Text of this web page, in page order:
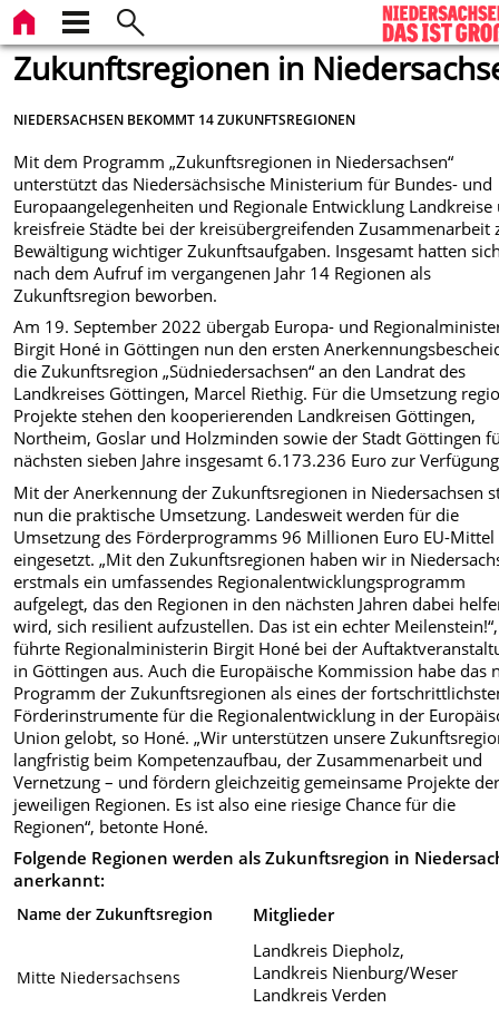
Zukunftsregionen in
NIEDERSACHSEN BEKOMMT 14 ZUKUNFTSREGIONEN
Mit dem Programm „Zukunftsregionen in Niedersachsen“
unterstützt das Niedersächsische Ministerium für Bundes- und
Europaangelegenheiten und Regionale Entwicklung Landkreise
kreisfreie Städte bei der kreisübergreifenden Zusammenarbeit
Bewältigung wichtiger Zukunftsaufgaben. Insgesamt hatten
nach dem Aufruf im vergangenen Jahr 14 Regionen als
Zukunftsregion beworben.
Am 19. September 2022 übergab Europa- und
Birgit Honé in Göttingen nun den ersten
die Zukunftsregion „Südniedersachsen“ an den Landrat des
Landkreises Göttingen, Marcel Riethig. Für die Umsetzung
Projekte stehen den kooperierenden Landkreisen Göttingen,
Northeim, Goslar und Holzminden sowie der Stadt Göttingen
nächsten sieben Jahre insgesamt 6.173.236 Euro zur
Mit der Anerkennung der Zukunftsregionen in Niedersachsen
nun die praktische Umsetzung. Landesweit werden für die
Umsetzung des Förderprogramms 96 Millionen Euro EU-Mittel
eingesetzt. „Mit den Zukunftsregionen haben wir in
erstmals ein umfassendes Regionalentwicklungsprogramm
aufgelegt, das den Regionen in den nächsten Jahren dabei
wird, sich resilient aufzustellen. Das ist ein echter Meilenstein!“,
führte Regionalministerin Birgit Honé bei der
in Göttingen aus. Auch die Europäische Kommission habe das
Programm der Zukunftsregionen als eines der
Förderinstrumente für die Regionalentwicklung in der
Union gelobt, so Honé. „Wir unterstützen unsere
langfristig beim Kompetenzaufbau, der Zusammenarbeit und
Vernetzung – und fördern gleichzeitig gemeinsame Projekte
jeweiligen Regionen. Es ist also eine riesige Chance für die
Regionen“, betonte Honé.
Folgende Regionen werden als Zukunftsregion in
anerkannt:
Name der Zukunftsregion Mitglieder
Mitte Niedersachsens
Landkreis Diepholz,
Landkreis Nienburg/Weser
Landkreis Verden